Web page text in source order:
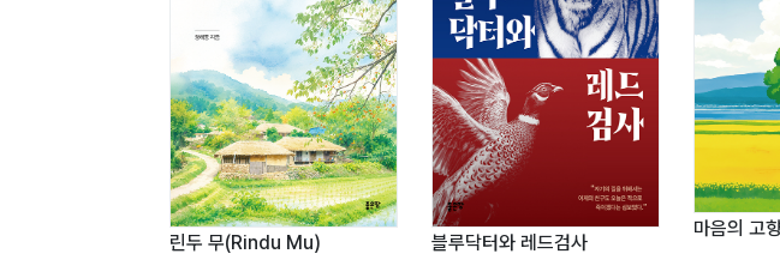
린두 무(Rindu Mu) 블루닥터와 레드검사
마음의 고